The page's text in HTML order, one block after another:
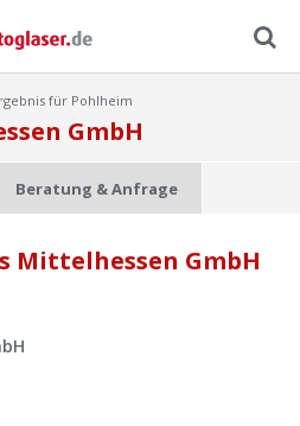
Menu
für Pohlheim
GmbH
Beratung & Anfrage
Mittelhessen GmbH